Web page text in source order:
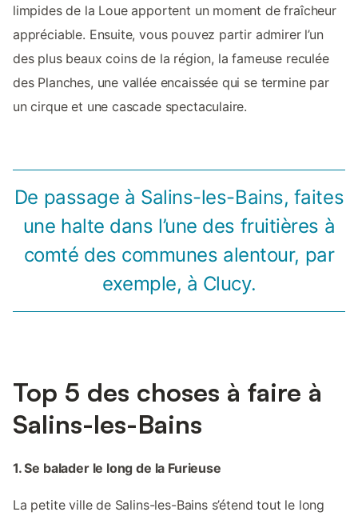
limpides de la Loue apportent un moment de fraîcheur
appréciable. Ensuite, vous pouvez partir admirer l’un
des plus beaux coins de la région, la fameuse reculée
des Planches, une vallée encaissée qui se termine par
un cirque et une cascade spectaculaire.
De passage à Salins-les-Bains, faites
une halte dans l’une des fruitières à
comté des communes alentour, par
exemple, à Clucy.
Top 5 des choses à faire à
Salins-les-Bains
1. Se balader le long de la Furieuse
La petite ville de Salins-les-Bains s’étend tout le long